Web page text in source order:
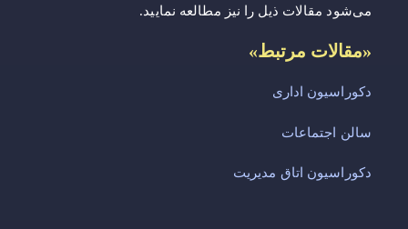
می‌شود مقالات ذیل را نیز مطالعه نمایید.
«مقالات مرتبط»
دکوراسیون اداری
سالن اجتماعات
دکوراسیون اتاق مدیریت